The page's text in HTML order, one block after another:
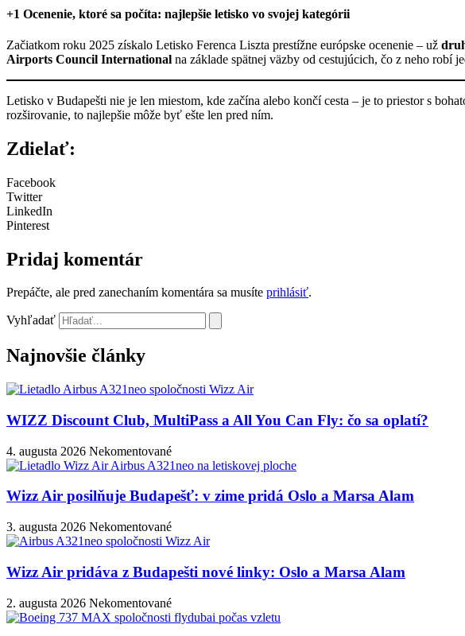
+1 Ocenenie, ktoré sa počíta: najlepšie letisko vo svojej kategórii
Začiatkom roku 2025 získalo Letisko Ferenca Liszta prestížne európske ocenenie – už
Airports Council International na základe spätnej väzby od cestujúcich, čo z neho robí
Letisko v Budapešti nie je len miestom, kde začína alebo končí cesta – je to priestor s
rozširovanie, to najlepšie môže byť ešte len pred ním.
Zdielať:
Facebook
Twitter
LinkedIn
Pinterest
Pridaj komentár
Prepáčte, ale pred zanechaním komentára sa musíte prihlásiť.
Vyhľadať
Najnovšie články
WIZZ Discount Club, MultiPass a All You Can Fly: čo sa oplatí?
4. augusta 2026 Nekomentované
Wizz Air posilňuje Budapešť: v zime pridá Oslo a Marsa Alam
3. augusta 2026 Nekomentované
Wizz Air pridáva z Budapešti nové linky: Oslo a Marsa Alam
2. augusta 2026 Nekomentované